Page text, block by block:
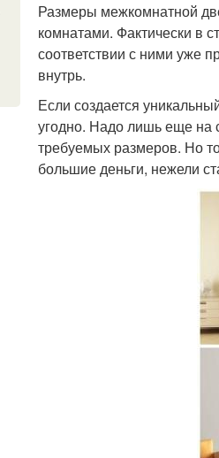
Размеры межкомнатной
комнатами. Фактически в
соответствии с ними уже
внутрь.
Если создается
угодно. Надо лишь еще на
требуемых размеров. Но
большие деньги, нежели